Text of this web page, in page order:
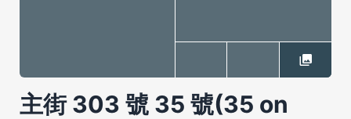
主街 303 號 35 號(35 on